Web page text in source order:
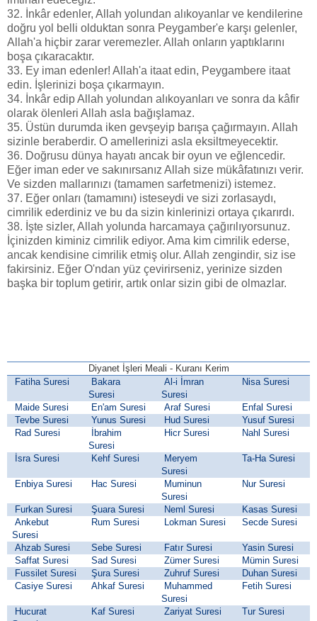
32. İnkâr edenler, Allah yolundan alıkoyanlar ve kendilerine
doğru yol belli olduktan sonra Peygamber'e karşı gelenler,
Allah'a hiçbir zarar veremezler. Allah onların yaptıklarını
boşa çıkaracaktır.
33. Ey iman edenler! Allah'a itaat edin, Peygambere itaat
edin. İşlerinizi boşa çıkarmayın.
34. İnkâr edip Allah yolundan alıkoyanları ve sonra da kâfir
olarak ölenleri Allah asla bağışlamaz.
35. Üstün durumda iken gevşeyip barışa çağırmayın. Allah
sizinle beraberdir. O amellerinizi asla eksiltmeyecektir.
36. Doğrusu dünya hayatı ancak bir oyun ve eğlencedir.
Eğer iman eder ve sakınırsanız Allah size mükâfatınızı verir.
Ve sizden mallarınızı (tamamen sarfetmenizi) istemez.
37. Eğer onları (tamamını) isteseydi ve sizi zorlasaydı,
cimrilik ederdiniz ve bu da sizin kinlerinizi ortaya çıkarırdı.
38. İşte sizler, Allah yolunda harcamaya çağırılıyorsunuz.
İçinizden kiminiz cimrilik ediyor. Ama kim cimrilik ederse,
ancak kendisine cimrilik etmiş olur. Allah zengindir, siz ise
fakirsiniz. Eğer O'ndan yüz çevirirseniz, yerinize sizden
başka bir toplum getirir, artık onlar sizin gibi de olmazlar.
Diyanet İşleri Meali - Kuranı Kerim
Fatiha Suresi
Bakara
Suresi
Al-i İmran
Suresi
Nisa Suresi
Maide Suresi En'am Suresi Araf Suresi
Enfal Suresi
Tevbe Suresi
Yunus Suresi Hud Suresi
Yusuf Suresi
Rad Suresi
İbrahim
Suresi
Hicr Suresi Nahl Suresi
İsra Suresi Kehf Suresi
Meryem
Suresi
Ta-Ha Suresi
Enbiya Suresi Hac Suresi
Muminun
Suresi
Nur Suresi
Furkan Suresi Şuara Suresi Neml Suresi
Kasas Suresi
Ankebut
Suresi
Rum Suresi Lokman Suresi Secde Suresi
Ahzab Suresi Sebe Suresi Fatır Suresi
Yasin Suresi
Saffat Suresi
Sad Suresi Zümer Suresi
Mümin Suresi
Fussilet Suresi
Şura Suresi Zuhruf Suresi
Duhan Suresi
Casiye Suresi
Ahkaf Suresi
Muhammed
Suresi
Fetih Suresi
Hucurat
Kaf Suresi Zariyat Suresi Tur Suresi